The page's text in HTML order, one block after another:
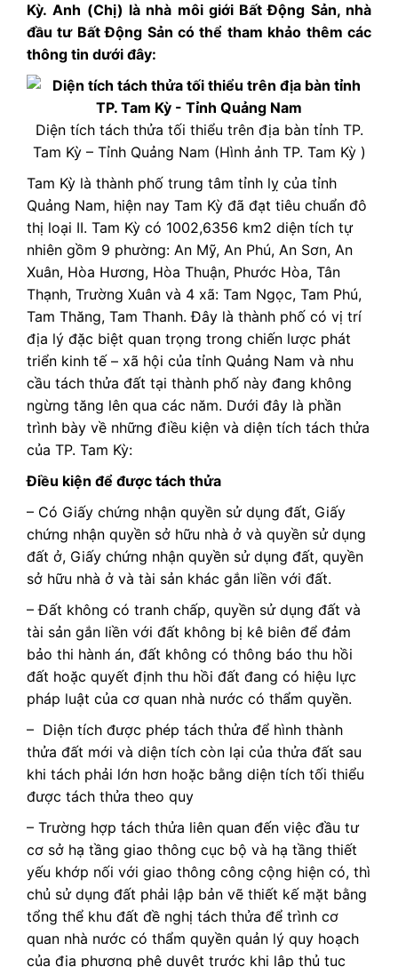
Kỳ.Anh (Chị) là nhà môi giới Bất Động Sản, nhà
đầu tư Bất Động Sản có thể tham khảo thêm các
thông tin dưới đây:
Diện tích tách thửa tối thiểu trên địa bàn tỉnh TP.
Tam Kỳ – Tỉnh Quảng Nam (Hình ảnh TP. Tam Kỳ )
Tam Kỳ là thành phố trung tâm tỉnh lỵ của tỉnh
Quảng Nam, hiện nay Tam Kỳ đã đạt tiêu chuẩn đô
thị loại II. Tam Kỳ có 1002,6356 km2 diện tích tự
nhiên gồm 9 phường: An Mỹ, An Phú, An Sơn, An
Xuân, Hòa Hương, Hòa Thuận, Phước Hòa, Tân
Thạnh, Trường Xuân và 4 xã: Tam Ngọc, Tam Phú,
Tam Thăng, Tam Thanh. Đây là thành phố có vị trí
địa lý đặc biệt quan trọng trong chiến lược phát
triển kinh tế – xã hội của tỉnh Quảng Nam và nhu
cầu tách thửa đất tại thành phố này đang không
ngừng tăng lên qua các năm. Dưới đây là phần
trình bày về những điều kiện và diện tích tách thửa
của TP. Tam Kỳ:
Điều kiện để được tách thửa
– Có Giấy chứng nhận quyền sử dụng đất, Giấy
chứng nhận quyền sở hữu nhà ở và quyền sử dụng
đất ở, Giấy chứng nhận quyền sử dụng đất, quyền
sở hữu nhà ở và tài sản khác gắn liền với đất.
– Đất không có tranh chấp, quyền sử dụng đất và
tài sản gắn liền với đất không bị kê biên để đảm
bảo thi hành án, đất không có thông báo thu hồi
đất hoặc quyết định thu hồi đất đang có hiệu lực
pháp luật của cơ quan nhà nước có thẩm quyền.
– Diện tích được phép tách thửa để hình thành
thửa đất mới và diện tích còn lại của thửa đất sau
khi tách phải lớn hơn hoặc bằng diện tích tối thiểu
được tách thửa theo quy
– Trường hợp tách thửa liên quan đến việc đầu tư
cơ sở hạ tầng giao thông cục bộ và hạ tầng thiết
yếu khớp nối với giao thông công cộng hiện có, thì
chủ sử dụng đất phải lập bản vẽ thiết kế mặt bằng
tổng thể khu đất đề nghị tách thửa để trình cơ
quan nhà nước có thẩm quyền quản lý quy hoạch
của địa phương phê duyệt trước khi lập thủ tục